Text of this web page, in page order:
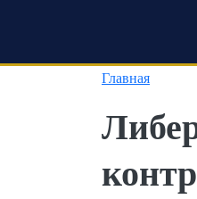
Главная